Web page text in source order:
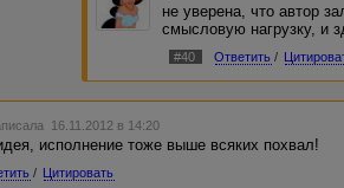
не уверена, что автор
смысловую нагрузку, и
#40 Ответить /
16.11.2012 в 14:20
исполнение тоже выше всяких похвал!
/ Цитировать